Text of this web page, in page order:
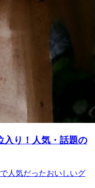
入り！人気・話題の
人気だったおいしいグ